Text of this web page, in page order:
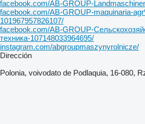
facebook.com/AB-GROUP-
facebook.com/AB-GROUP-maquinaria-
101967957826107/
facebook.com/AB-GROUP-
техника-107148033964695/
instagram.com/abgroupmaszynyrolnicze/
Dirección
Polonia, voivodato de Podlaquia, 16-080,